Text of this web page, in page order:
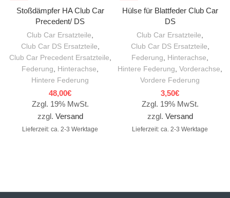
Stoßdämpfer HA Club Car
Precedent/ DS
Club Car Ersatzteile
Club Car DS Ersatzteile
Club Car Precedent Ersatzteile
Federung
Hinterachse
Hintere Federung
48,00€
Zzgl. 19% MwSt.
zzgl. Versand
Lieferzeit: ca. 2-3 Werktage
Hülse für Blattfeder Club Car
DS
Club Car Ersatzteile
Club Car DS Ersatzteile
Federung
Hinterachse
Hintere Federung Vorderachse
Vordere Federung
3,50€
Zzgl. 19% MwSt.
zzgl. Versand
Lieferzeit: ca. 2-3 Werktage